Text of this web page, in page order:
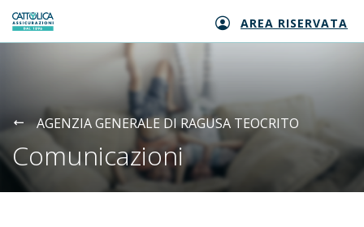
Generali logo AREA RISERVATA
AGENZIA GENERALE DI RAGUSA TEOCRITO
Comunicazioni